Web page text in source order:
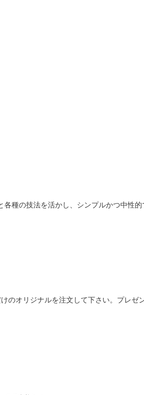
各種の技法を活かし、シンプルかつ中性
のオリジナルを注文して下さい。 プレゼ